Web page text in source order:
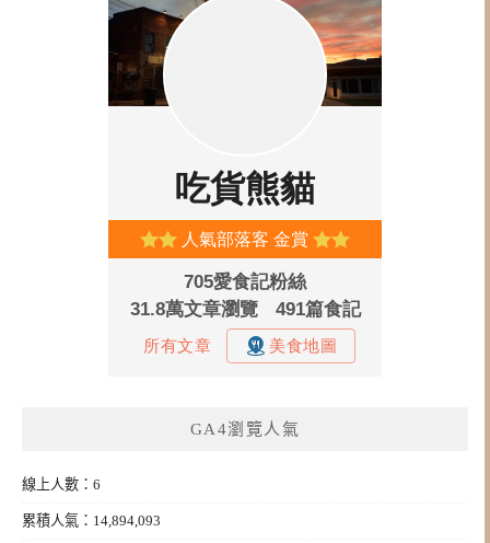
GA4瀏覽人氣
線上人數：6
累積人氣：14,894,093